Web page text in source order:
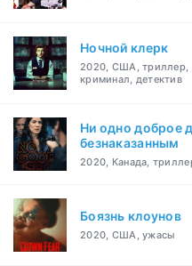
Ночной клерк
2020, США, триллер,
криминал, детектив
Ни одно доброе
безнаказанным
2020, Канада,
Боязнь клоунов
2020, США, ужасы